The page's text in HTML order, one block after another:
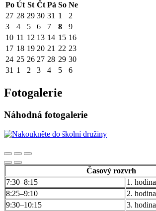
Po Út St Čt Pá So Ne
27 28 29 30 31 1
2
3
4 5 6 7 8
9
10 11 12 13 14 15 16
17 18 19 20 21 22 23
24 25 26 27 28 29 30
31 1 2 3 4 5 6
Fotogalerie
Náhodná fotogalerie
Časový rozvrh
7:30–8:15
1. hodina
8:25–9:10
2. hodina
9:30–10:15
3. hodina